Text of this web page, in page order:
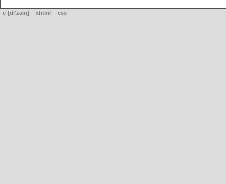
e-[di'zain] xhtml css